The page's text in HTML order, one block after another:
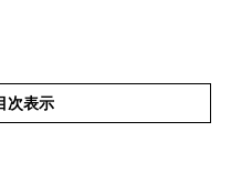
次表示